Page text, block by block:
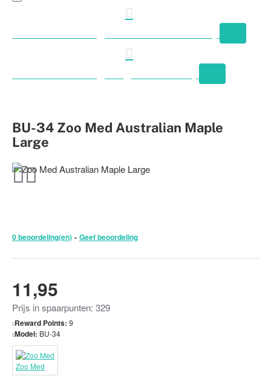
BU-34 Zoo Med Australian Maple
Large
0 beoordeling(en) - Geef beoordeling
11,95
Prijs in spaarpunten: 329
Reward Points: 9
Model: BU-34
Zoo Med